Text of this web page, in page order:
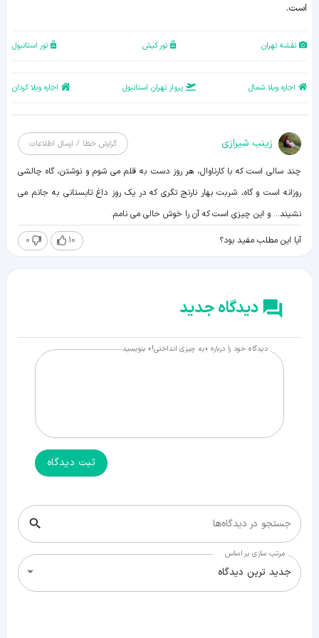
است.
نقشه تهران تور کیش تور استانبول
اجاره ویلا شمال پرواز تهران استانبول اجاره ویلا کردان
زينب شيرازی گزارش خطا / ارسال اطلاعات
چند سالی است که با کارناوال، هر روز دست به قلم می شوم و نوشتن، گاه چالشی
روزانه است و گاه، شربت بهار نارنج تگری که در یک روز داغ تابستانی به جانم می
نشیند... و این چیزی است که آن را خوش حالی می نامم.
آیا این مطلب مفید بود؟ 10
0
دیدگاه جدید
دیدگاه خود را درباره «یه چیزی انداختی!» بنویسید
ثبت دیدگاه
جستجو در دیدگاه‌ها
مرتب سازی بر اساس
جدید ترین دیدگاه